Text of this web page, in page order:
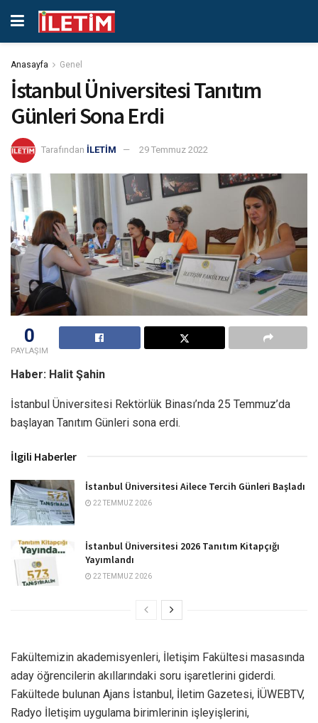
Anasayfa Genel
İstanbul Üniversitesi Tanıtım
Günleri Sona Erdi
Tarafından İLETİM 29 Temmuz 2022
0
PAYLAŞIM
Haber: Halit Şahin
İstanbul Üniversitesi Rektörlük Binası’nda 25 Temmuz’da
başlayan Tanıtım Günleri sona erdi.
İlgili Haberler
İstanbul Üniversitesi Ailece Tercih Günleri Başladı
22 TEMMUZ 2026
İstanbul Üniversitesi 2026 Tanıtım Kitapçığı
Yayımlandı
22 TEMMUZ 2026
Fakültemizin akademisyenleri, İletişim Fakültesi masasında
aday öğrencilerin akıllarındaki soru işaretlerini giderdi.
Fakültede bulunan Ajans İstanbul, İletim Gazetesi, İÜWEBTV,
Radyo İletişim uygulama birimlerinin işleyişlerini,